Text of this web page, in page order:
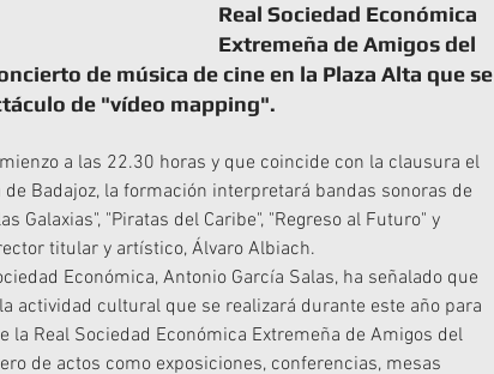
Real Sociedad Económica
Extremeña de Amigos del
de música de cine en la Plaza Alta que se
de "vídeo mapping".
a las 22.30 horas y que coincide con la clausura el
Badajoz, la formación interpretará bandas sonoras de
Galaxias", "Piratas del Caribe", "Regreso al Futuro" y
titular y artístico, Álvaro Albiach.
Económica, Antonio García Salas, ha señalado que
actividad cultural que se realizará durante este año para
la Real Sociedad Económica Extremeña de Amigos del
de actos como exposiciones, conferencias, mesas